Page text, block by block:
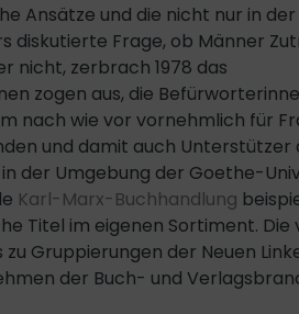
Ansätze und die nicht nur in der
diskutierte Frage, ob Männer
nicht, zerbrach 1978 das
zogen aus, die
nach wie vor vornehmlich für
und damit auch Unterstützer
der Umgebung der Goethe-
Karl-Marx-Buchhandlung
Titel im eigenen Sortiment.
Gruppierungen der Neuen
der Buch- und